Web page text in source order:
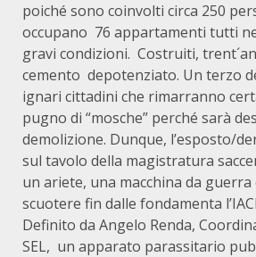
poiché sono coinvolti circa 250
occupano 76 appartamenti tutti
gravi condizioni. Costruiti,
cemento depotenziato. Un terzo
ignari cittadini che rimarranno
pugno di “mosche” perché sarà
demolizione. Dunque, l’esposto/
sul tavolo della magistratura
un ariete, una macchina da guerra
scuotere fin dalle fondamenta
Definito da Angelo Renda,
SEL, un apparato parassitario